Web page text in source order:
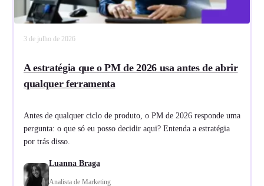
3 de julho de 2026
A estratégia que o PM de 2026 usa antes de abrir
qualquer ferramenta
Antes de qualquer ciclo de produto, o PM de 2026 responde uma
pergunta: o que só eu posso decidir aqui? Entenda a estratégia
por trás disso.
Luanna Braga
Analista de Marketing